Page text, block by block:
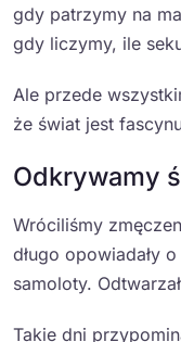
gdy patrzymy na
gdy liczymy, ile
Ale przede
że świat jest
Odkrywamy
Wróciliśmy
długo opowiadały
samoloty.
Takie dni